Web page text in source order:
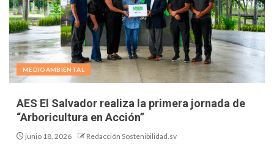
MEDIOAMBIENTAL
AES El Salvador realiza la primera jornada de
“Arboricultura en Acción”
junio 18, 2026 Redacción Sostenibilidad.sv